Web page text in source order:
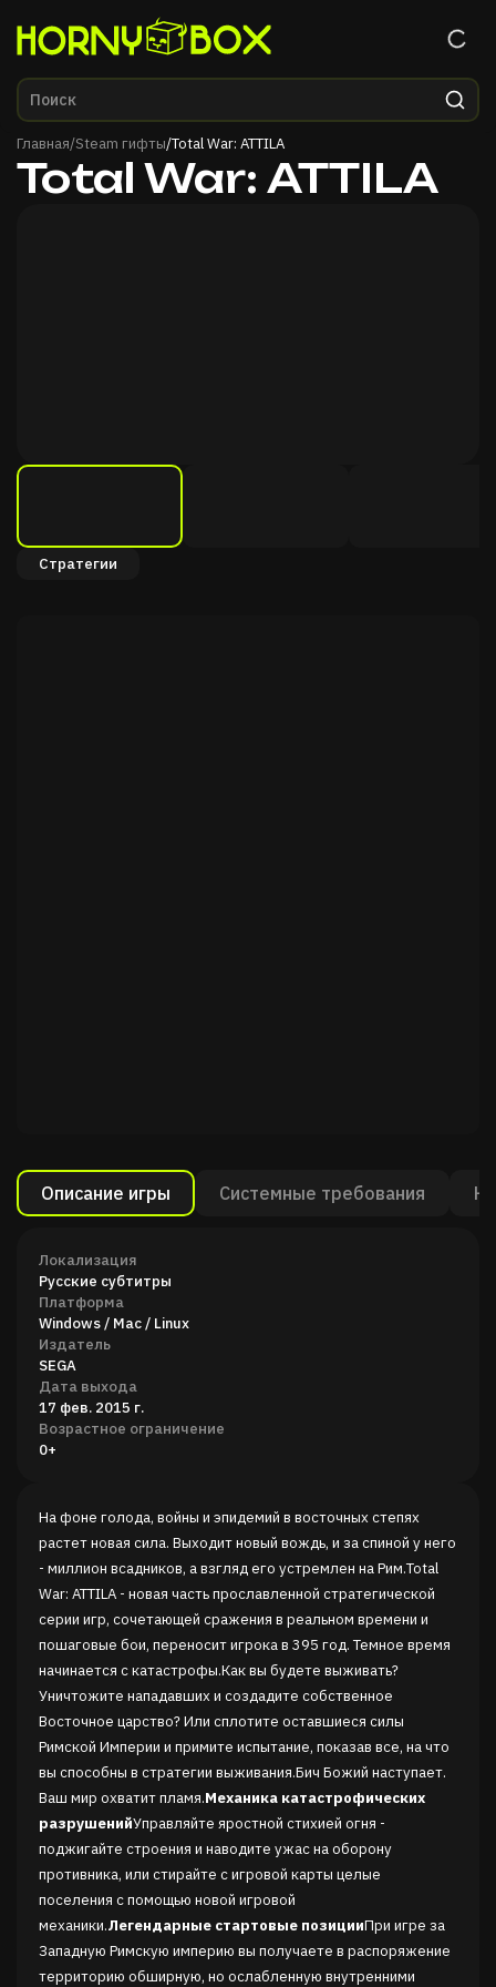
Главная/Steam гифты/Total War: ATTILA
Total War: ATTILA
Стратегии
Описание игры Системные требования
Локализация
Русские субтитры
Платформа
Windows / Mac / Linux
Издатель
SEGA
Дата выхода
17 фев. 2015 г.
Возрастное ограничение
0+
На фоне голода, войны и эпидемий в восточных степях
растет новая сила. Выходит новый вождь, и за спиной у него
- миллион всадников, а взгляд его устремлен на Рим.Total
War: ATTILA - новая часть прославленной стратегической
серии игр, сочетающей сражения в реальном времени и
пошаговые бои, переносит игрока в 395 год. Темное время
начинается с катастрофы.Как вы будете выживать?
Уничтожите нападавших и создадите собственное
Восточное царство? Или сплотите оставшиеся силы
Римской Империи и примите испытание, показав все, на что
вы способны в стратегии выживания.Бич Божий наступает.
Ваш мир охватит пламя.Механика катастрофических
разрушенийУправляйте яростной стихией огня -
поджигайте строения и наводите ужас на оборону
противника, или стирайте с игровой карты целые
поселения с помощью новой игровой
механики.Легендарные стартовые позицииПри игре за
Западную Римскую империю вы получаете в распоряжение
территорию обширную, но ослабленную внутренними